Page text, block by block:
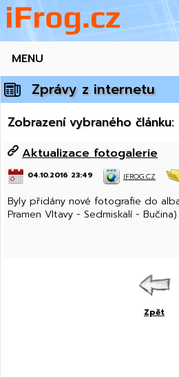
MENU
Zprávy z internetu
Zobrazení vybraného článku:
Aktualizace fotogalerie
04.10.2016 23:49 IFROG.CZ
Byly přidány nové fotografie do
Pramen Vltavy - Sedmiskalí - Bučina)
Zpět